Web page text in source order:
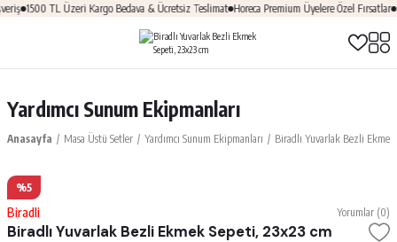
1500 TL Üzeri Kargo Bedava & Ücretsiz Teslimat Horeca Premium Üyelere Özel Fırsatlar
Yardımcı Sunum Ekipmanları
Anasayfa Masa Üstü Setler Yardımcı Sunum Ekipmanları Biradlı Yuvarlak Bezli Ekmek
%5
Biradli Yorumlar (0)
Biradlı Yuvarlak Bezli Ekmek Sepeti, 23x23 cm